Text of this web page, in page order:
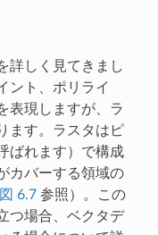
詳しく見てきまし
ント、ポリライ
表現しますが、ラ
ます。ラスタはピ
ばれます）で構成
カバーする領域の
図 6.7参照）。この
つ場合、ベクタデ